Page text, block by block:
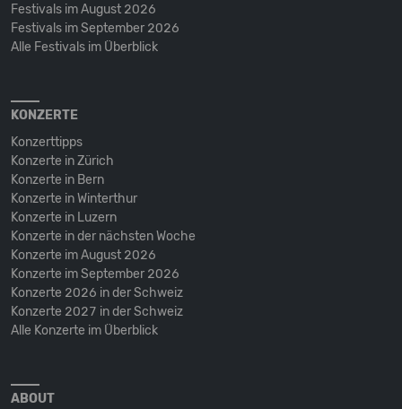
Festivals im August 2026
Festivals im September 2026
Alle Festivals im Überblick
KONZERTE
Konzerttipps
Konzerte in Zürich
Konzerte in Bern
Konzerte in Winterthur
Konzerte in Luzern
Konzerte in der nächsten Woche
Konzerte im August 2026
Konzerte im September 2026
Konzerte 2026 in der Schweiz
Konzerte 2027 in der Schweiz
Alle Konzerte im Überblick
ABOUT